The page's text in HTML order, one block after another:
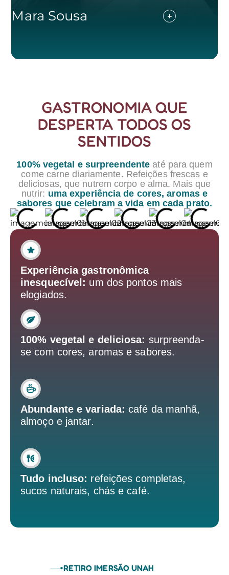
Mara Sousa
GASTRONOMIA QUE
DESPERTA TODOS OS
SENTIDOS
100% vegetal e surpreendente até para quem
come carne diariamente. Refeições frescas e
deliciosas, que nutrem corpo e alma. Mais que
nutrir: uma experiência de cores, aromas e
sabores que celebram a vida em cada prato.
Experiência gastronômica
inesquecível: um dos pontos mais
elogiados.
100% vegetal e deliciosa: surpreenda-
se com cores, aromas e sabores.
Abundante e variada: café da manhã,
almoço e jantar.
Tudo incluso: refeições completas,
sucos naturais, chás e café.
RETIRO IMERSÃO UNAH